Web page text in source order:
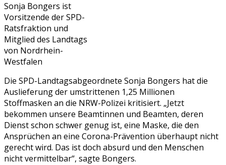
Sonja Bongers ist
Vorsitzende der SPD-
Ratsfraktion und
Mitglied des Landtags
von Nordrhein-
Westfalen
Die SPD-Landtagsabgeordnete Sonja Bongers hat die
Auslieferung der umstrittenen 1,25 Millionen
Stoffmasken an die NRW-Polizei kritisiert. „Jetzt
bekommen unsere Beamtinnen und Beamten, deren
Dienst schon schwer genug ist, eine Maske, die den
Ansprüchen an eine Corona-Prävention überhaupt nicht
gerecht wird. Das ist doch absurd und den Menschen
nicht vermittelbar“, sagte Bongers.